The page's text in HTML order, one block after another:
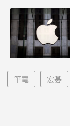
筆電 宏碁